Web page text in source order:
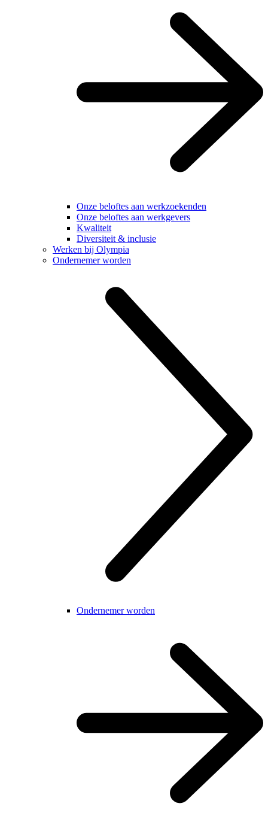
Onze beloftes aan werkzoekenden
Onze beloftes aan werkgevers
Kwaliteit
Diversiteit & inclusie
Werken bij Olympia
Ondernemer worden
Ondernemer worden